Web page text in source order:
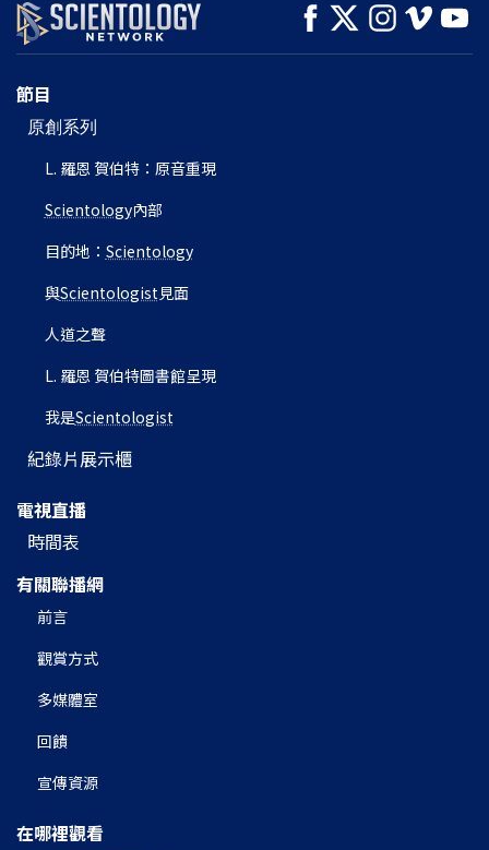
觀看 探索系列節目
節目
原創系列
L. 羅恩 賀伯特：原音重現
Scientology內部
目的地： Scientology
與Scientologist 見面
人道之聲
L. 羅恩 賀伯特圖書館呈現
我是Scientologist
紀錄片展示櫃
電視直播
時間表
有關聯播網
前言
觀賞方式
多媒體室
回饋
宣傳資源
在哪裡觀看